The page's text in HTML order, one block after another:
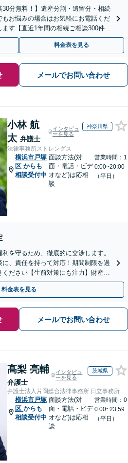
分無料！】遺産分割・遺留分・相続
お悩みの場合はお気軽にお電話くだ
す【直近1年間の相続ご相談300件以
数】弁護士複数所属
料金表を見る
メールでお問い合わせ
小林 航
太 弁護士
インタビュ
ーを見る
神奈川県
法律事務所ストレングス
横浜市戸塚
区 からも
相談受付中
面談方法(対
面・電話・ビデ
オなど)は応相
談
営業時間：1
0:00~20:00
（平日）
を守るため、徹底的に交渉します。
、責任を持って対応！期間制限を過
ださい【生前対策にも注力】財産管
、一括してサポート
料金表を見る
メールでお問い合わせ
髙梨 亮輔
弁護士
インタビュ
ーを見る
茨城県
弁護士法人片岡総合法律事務所 日立事務所
横浜市戸塚
区 からも
相談受付中
面談方法(対
面・電話・ビデ
オなど)は応相
談
営業時間：0
0:00~23:59
（平日）